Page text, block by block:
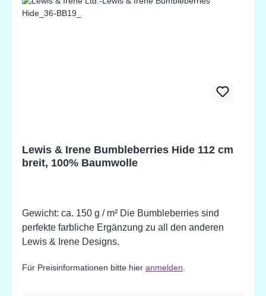
Lewis & Irene Bumbleberries Hide 112 cm
breit, 100% Baumwolle
Gewicht: ca. 150 g / m² Die Bumbleberries sind
perfekte farbliche Ergänzung zu all den anderen
Lewis & Irene Designs.
Für Preisinformationen bitte hier anmelden